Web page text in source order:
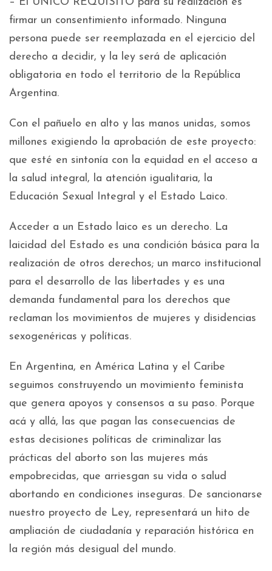
– El ÚNICO REQUISITO para su realización es
firmar un consentimiento informado. Ninguna
persona puede ser reemplazada en el ejercicio del
derecho a decidir, y la ley será de aplicación
obligatoria en todo el territorio de la República
Argentina.
Con el pañuelo en alto y las manos unidas, somos
millones exigiendo la aprobación de este proyecto:
que esté en sintonía con la equidad en el acceso a
la salud integral, la atención igualitaria, la
Educación Sexual Integral y el Estado Laico.
Acceder a un Estado laico es un derecho. La
laicidad del Estado es una condición básica para la
realización de otros derechos; un marco institucional
para el desarrollo de las libertades y es una
demanda fundamental para los derechos que
reclaman los movimientos de mujeres y disidencias
sexogenéricas y políticas.
En Argentina, en América Latina y el Caribe
seguimos construyendo un movimiento feminista
que genera apoyos y consensos a su paso. Porque
acá y allá, las que pagan las consecuencias de
estas decisiones políticas de criminalizar las
prácticas del aborto son las mujeres más
empobrecidas, que arriesgan su vida o salud
abortando en condiciones inseguras. De sancionarse
nuestro proyecto de Ley, representará un hito de
ampliación de ciudadanía y reparación histórica en
la región más desigual del mundo.